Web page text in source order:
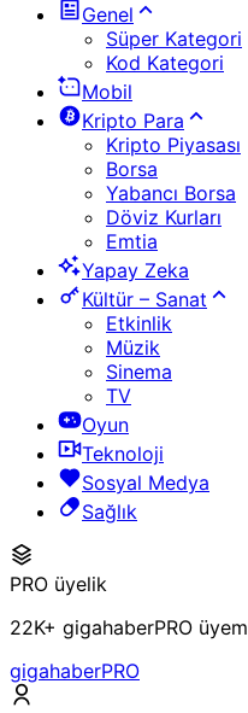
Genel
Süper Kategori
Kod Kategori
Mobil
Kripto Para
Kripto Piyasası
Borsa
Yabancı Borsa
Döviz Kurları
Emtia
Yapay Zeka
Kültür – Sanat
Etkinlik
Müzik
Sinema
TV
Oyun
Teknoloji
Sosyal Medya
Sağlık
PRO üyelik
22K+ gigahaberPRO
gigahaberPRO